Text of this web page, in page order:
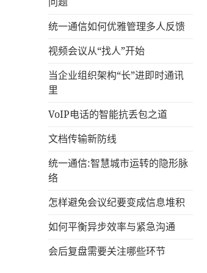
统一通信如何优雅管理多人反馈
视频会议从“找人”开始
当企业组织架构“长”进即时通讯
里
VoIP电话的智能抗丢包之道
文档传输新防线
统一通信:智慧城市运转的隐形脉
络
怎样避免会议纪要变成信息堆积
如何平衡异步效率与紧急沟通
会后复盘需要关注哪些环节